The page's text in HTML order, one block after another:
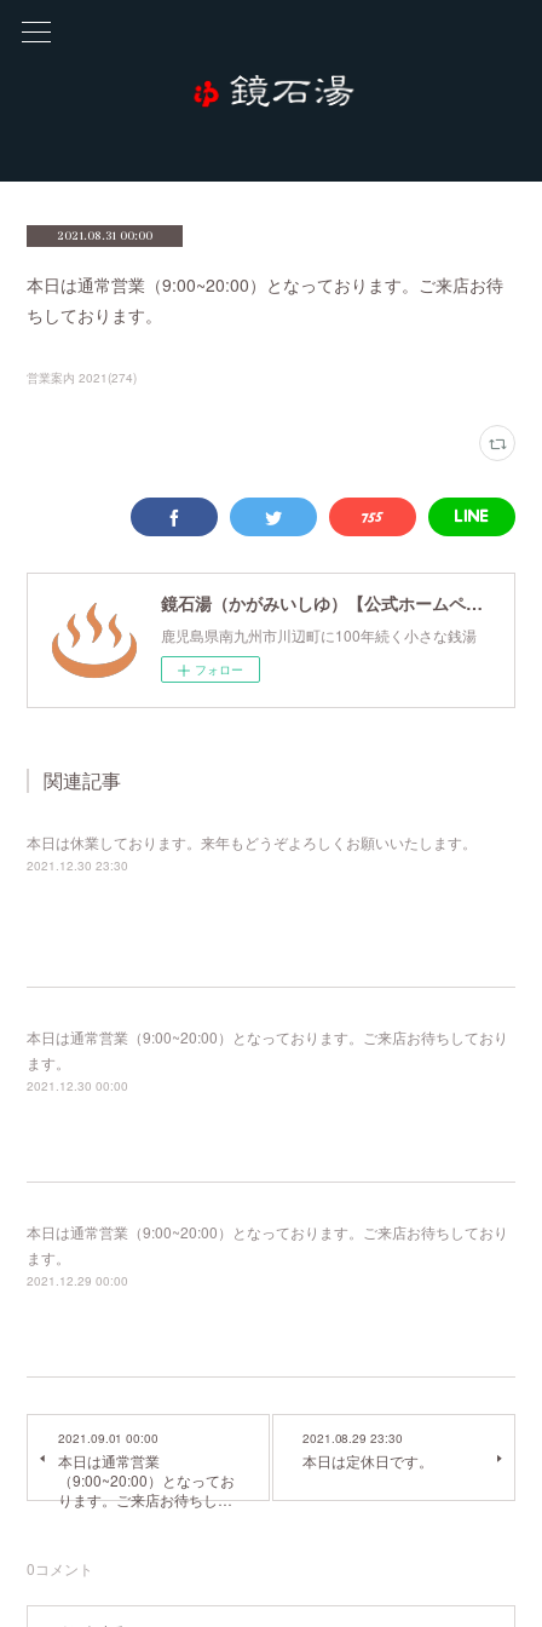
2021.08.31 00:00
本日は通常営業（9:00~20:00）となっております。ご来店お待
ちしております。
営業案内 2021 (274)
鏡石湯（かがみいしゆ）【公式ホームページ】
鹿児島県南九州市川辺町に100年続く小さな銭湯
フォロー
関連記事
本日は休業しております。来年もどうぞよろしくお願いいたします。
2021.12.30 23:30
本日は通常営業（9:00~20:00）となっております。ご来店お待ちしており
ます。
2021.12.30 00:00
本日は通常営業（9:00~20:00）となっております。ご来店お待ちしており
ます。
2021.12.29 00:00
2021.09.01 00:00
本日は通常営業
（9:00~20:00）となってお
ります。ご来店お待ちし…
2021.08.29 23:30
本日は定休日です。
0コメント